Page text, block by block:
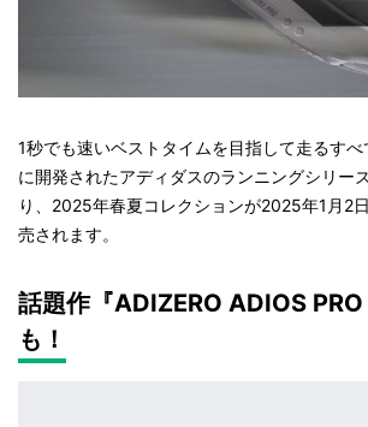
1秒でも速いベストタイムを目指して走るす
に開発されたアディダスのランニングシリー
り、2025年春夏コレクションが2025年1月2
売されます。
話題作『ADIZERO ADIOS
も！